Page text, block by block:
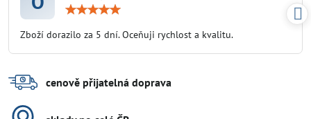
5
Zboží dorazilo za 5 dní. Oceňuji rychlost a kvalitu.
cenově přijatelná doprava